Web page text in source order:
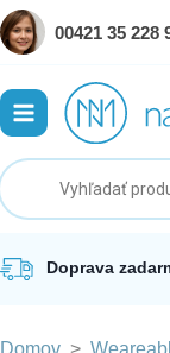
00421 35 228
Doprava